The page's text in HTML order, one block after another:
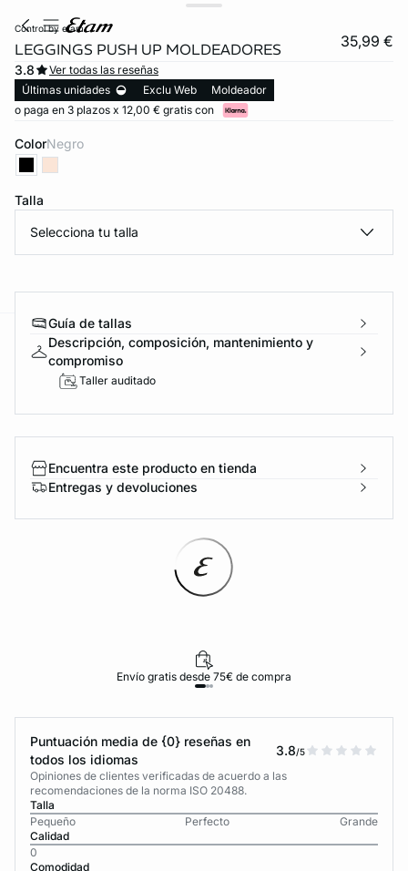
control by etam
LEGGINGS PUSH UP MOLDEADORES 35,99 €
3.8
Ver todas las reseñas
Últimas unidades
Exclu Web
Moldeador
o paga en 3 plazos x 12,00 € gratis con
Color negro
Talla
Selecciona tu talla
Guía de tallas
Descripción, composición, mantenimiento y
compromiso
Taller auditado
Encuentra este producto en tienda
Entregas y devoluciones
Envío gratis desde 75€ de compra
Puntuación media de {0} reseñas en
todos los idiomas
3.8/5
Opiniones de clientes verificadas de acuerdo a las
recomendaciones de la norma ISO 20488.
Talla
Pequeño
Perfecto
Grande
Calidad
0
Comodidad